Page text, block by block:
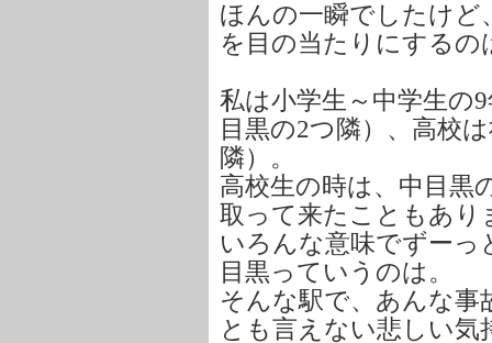
ほんの一瞬でしたけ
を目の当たりにするの
私は小学生～中学生の
目黒の2つ隣）、高校
隣）。
高校生の時は、中目黒
取って来たこともあり
いろんな意味でずーっ
目黒っていうのは。
そんな駅で、あんな
とも言えない悲しい気